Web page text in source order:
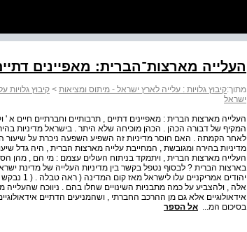
העלייה מארצות־הברית: מאפיינים
מתוך:קיבוץ גלויות : עלייה לארץ ישראל - מיתוס ומציאות > קיבוץ גלויות
ישראל
העלייה מארצות הברית : מאפיינים דתיים , תרבותיים וחברתיים חיים א
המקיף של דבורה הכהן . הכהן מוכיחה שלא היתר . בישראל מדיניות
לאחר הקמתה . האם חוסר מדיניות זה השפיע השפעה ניכרת על שיעור
מדיניות בהירה ומגובשת , המחייבת עלייה מארצות הברית , היה גדל
העלייה מארצות הברית , ויתמקד בניתוח העולים עצמם : מי הם , מהן
יהודים
אלה , ולהצביע על כמה מתבניות השינויים שחלו בהם . ניווכח
אידאולוגיים אלא גם מן ההרכב החברתי , ושהמניעים הדתיים
בסיכום המ... אל הספר